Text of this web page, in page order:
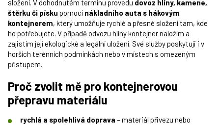
složení. V dohodnutém termínu provedu dovoz hlíny, kamene,
štěrku či písku pomocí nákladního auta s hákovým
kontejnerem, který umožňuje rychlé a přesné složení tam, kde
ho potřebujete. V případě odvozu hlíny kontejner naložím a
zajistím její ekologické a legální uložení. Své služby poskytuji i v
horších terénních podmínkách nebo v místech s omezeným
přístupem.
Proč zvolit mě pro kontejnerovou
přepravu materiálu
rychlá a spolehlivá doprava – materiál přivezu nebo